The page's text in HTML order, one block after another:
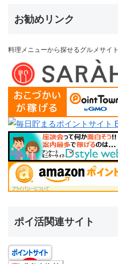
お勧めリンク
料理メニューから探せるグルメサイト
ポイ活関連サイト